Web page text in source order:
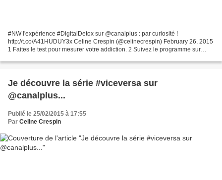
#NW l'expérience #DigitalDetox sur @canalplus : par curiosité !
http://t.co/A41HUDUY3x Celine Crespin (@celinecrespin) February 26, 2015
1 Faites le test pour mesurer votre addiction. 2 Suivez le programme sur
Je découvre la série #viceversa sur
@canalplus...
Publié le 25/02/2015 à 17:55
Par Celine Crespin